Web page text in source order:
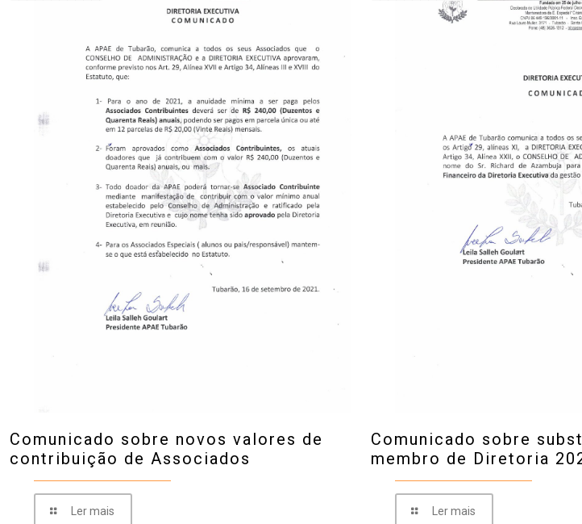
Comunicado sobre novos valores de
contribuição de Associados
Ler mais
Comunicado sobre
membro de Diretoria
Ler mais